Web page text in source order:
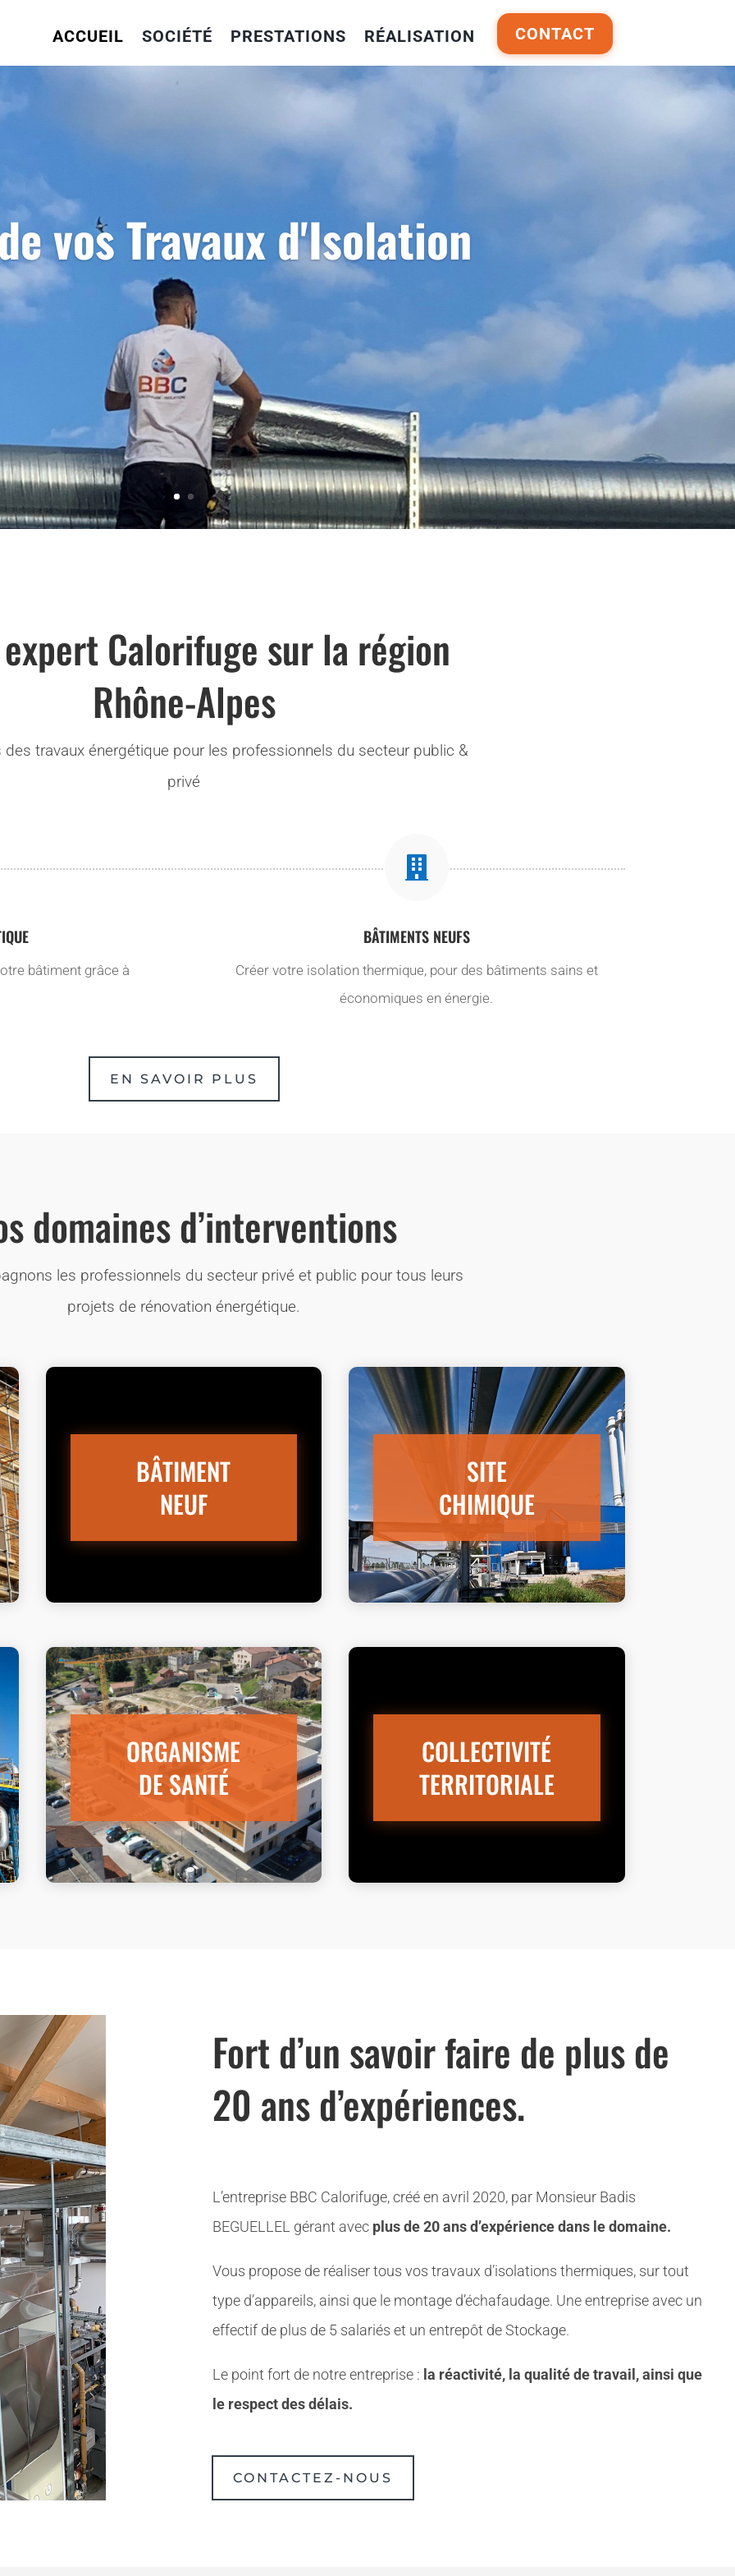
ACCUEIL SOCIÉTÉ PRESTATIONS RÉALISATION CONTACT
vos Travaux d'Isolation
Calorifuge sur la région
Rhône-Alpes
travaux énergétique pour les professionnels du secteur public &
privé
bâtiment grâce à

BÂTIMENTS NEUFS
Créer votre isolation thermique, pour des bâtiments sains et
économiques en énergie.
EN SAVOIR PLUS
domaines d’interventions
les professionnels du secteur privé et public pour tous leurs
projets de rénovation énergétique.
BÂTIMENT
NEUF
SITE
CHIMIQUE
ORGANISME
DE SANTÉ
COLLECTIVITÉ
TERRITORIALE
Fort d’un savoir faire de plus de
20 ans d’expériences.
L’entreprise BBC Calorifuge, créé en avril 2020, par Monsieur Badis
BEGUELLEL gérant avec plus de 20 ans d’expérience dans le domaine.
Vous propose de réaliser tous vos travaux d’isolations thermiques, sur tout
type d’appareils, ainsi que le montage d’échafaudage. Une entreprise avec un
effectif de plus de 5 salariés et un entrepôt de Stockage.
Le point fort de notre entreprise : la réactivité, la qualité de travail, ainsi que
le respect des délais.
CONTACTEZ-NOUS